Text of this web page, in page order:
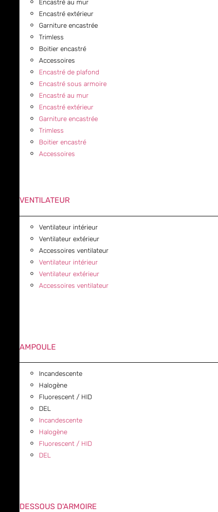
Encastré au mur
Encastré extérieur
Garniture encastrée
Trimless
Boitier encastré
Accessoires
Encastré de plafond
Encastré sous armoire
Encastré au mur
Encastré extérieur
Garniture encastrée
Trimless
Boitier encastré
Accessoires
VENTILATEUR
Ventilateur intérieur
Ventilateur extérieur
Accessoires ventilateur
Ventilateur intérieur
Ventilateur extérieur
Accessoires ventilateur
AMPOULE
Incandescente
Halogène
Fluorescent / HID
DEL
Incandescente
Halogène
Fluorescent / HID
DEL
DESSOUS D'ARMOIRE